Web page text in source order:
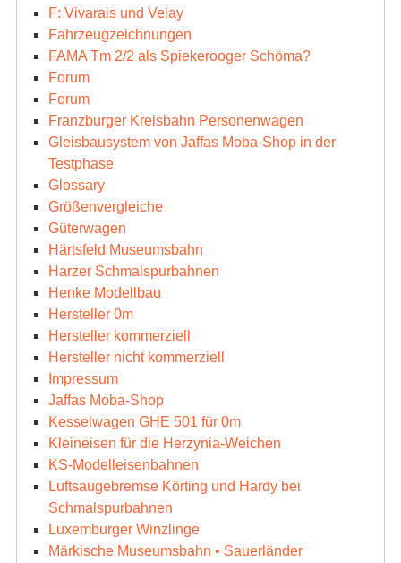
F: Vivarais und Velay
Fahrzeugzeichnungen
FAMA Tm 2/2 als Spiekerooger Schöma?
Forum
Forum
Franzburger Kreisbahn Personenwagen
Gleisbausystem von Jaffas Moba-Shop in der
Testphase
Glossary
Größenvergleiche
Güterwagen
Härtsfeld Museumsbahn
Harzer Schmalspurbahnen
Henke Modellbau
Hersteller 0m
Hersteller kommerziell
Hersteller nicht kommerziell
Impressum
Jaffas Moba-Shop
Kesselwagen GHE 501 für 0m
Kleineisen für die Herzynia-Weichen
KS-Modelleisenbahnen
Luftsaugebremse Körting und Hardy bei
Schmalspurbahnen
Luxemburger Winzlinge
Märkische Museumsbahn • Sauerländer